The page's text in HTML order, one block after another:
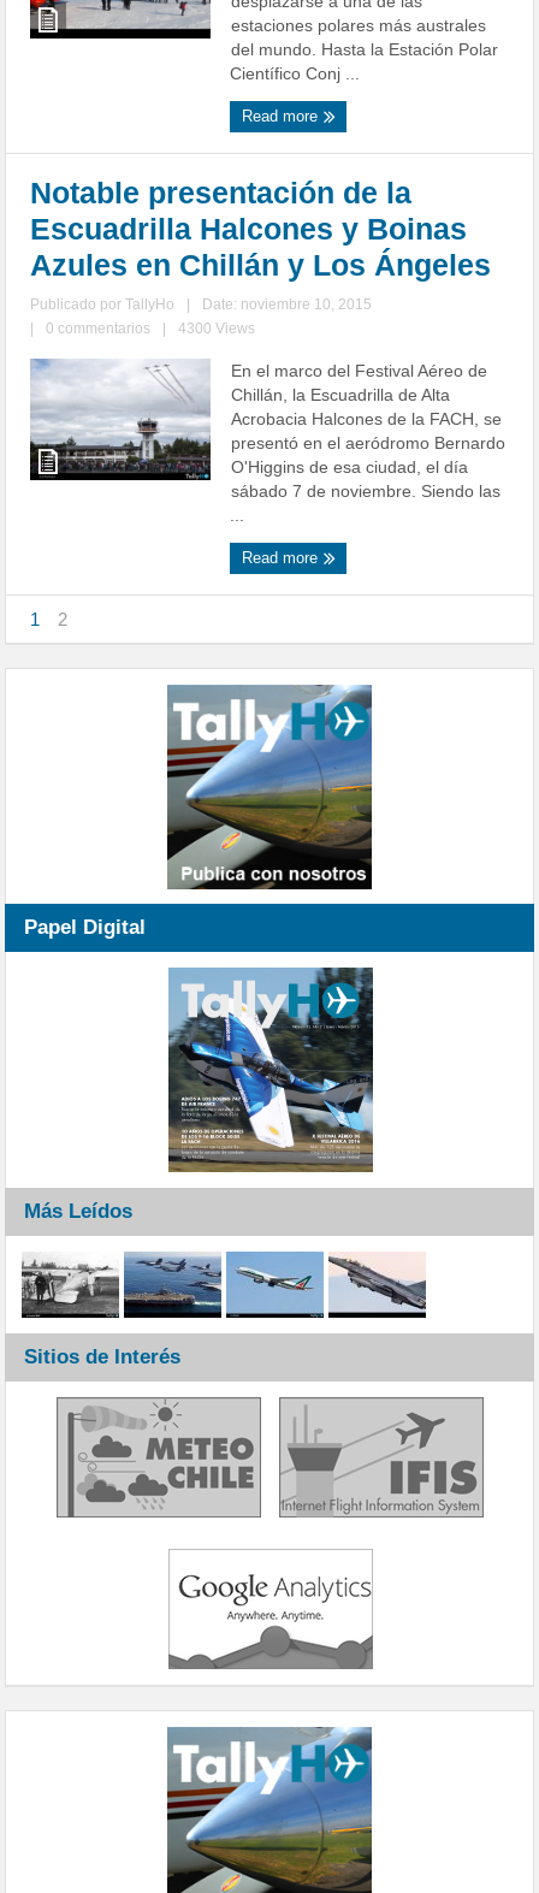
estaciones polares más australes
del mundo. Hasta la Estación Polar
Científico Conj ...
Read more
Notable presentación de la
Escuadrilla Halcones y Boinas
Azules en Chillán y Los Ángeles
Publicado porTallyHo
Date: noviembre 10, 2015
0 commentarios 4300 Views
En el marco del Festival Aéreo de
Chillán, la Escuadrilla de Alta
Acrobacia Halcones de la FACH, se
presentó en el aeródromo Bernardo
O'Higgins de esa ciudad, el día
sábado 7 de noviembre. Siendo las
...
Read more
1 2
Papel Digital
Más Leídos
Sitios de Interés